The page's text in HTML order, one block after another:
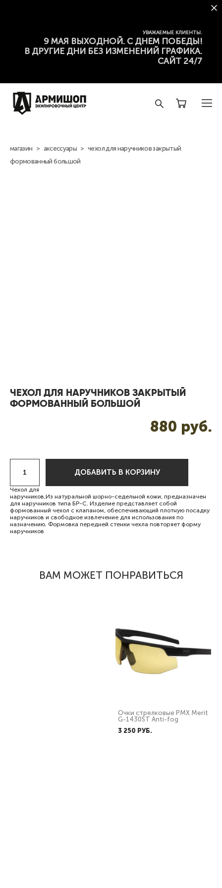
УВАЖАЕМЫЕ КЛИЕНТЫ.
9 МАЯ ВЫХОДНОЙ. С ДНЕМ ПОБЕДЫ!
В ДРУГИЕ ДНИ БЕЗ ИЗМЕНЕНИЙ ГРАФИКА.
САЙТ 24/7
магазин > аксессуары > чехол для наручников закрытый
формованный большой
ЧЕХОЛ ДЛЯ НАРУЧНИКОВ ЗАКРЫТЫЙ
ФОРМОВАННЫЙ БОЛЬШОЙ
880 pуб.
ДОБАВИТЬ В КОРЗИНУ
Чехол для
наручников,Из натуральной шорно-седельной кожи, предназначен
для наручников типа БР-С. Изделие представляет собой
формованный чехол с клапаном, обеспечивающий плотную посадку
наручников и свободное извлечение для использования по
назначению. Формовка передней стенки чехла повторяет форму
наручников
ВАМ МОЖЕТ ПОНРАВИТЬСЯ
Очки стрелковые PMX Merit
G-1430ST Anti-fog
3 250 PУБ.